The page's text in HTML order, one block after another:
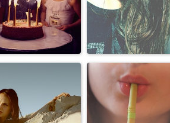
Персоны Персоны